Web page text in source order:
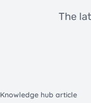
The
Knowledge hub article